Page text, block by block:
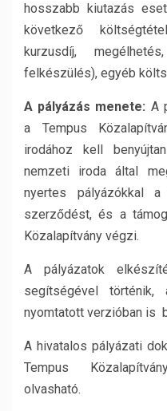
hosszabb kiutazás
következő
kurzusdíj,
felkészülés), egyéb
A pályázás menete: A
a Tempus
irodához kell
nemzeti iroda által
nyertes pályázókkal
szerződést, és a
Közalapítvány végzi.
A pályázatok
segítségével
nyomtatott verzióban is
A hivatalos pályázati
Tempus
olvasható.